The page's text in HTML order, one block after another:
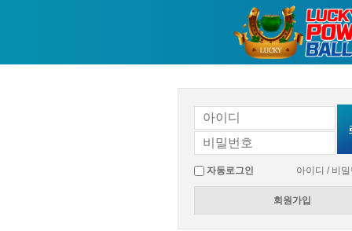
자동로그인 아이디 / 비
회원가입